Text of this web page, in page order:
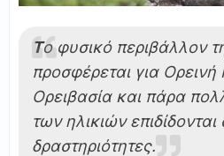
Το φυσικό περιβάλλον
προσφέρεται για Ορεινή
Ορειβασία και πάρα
των ηλικιών επιδίδονται
δραστηριότητες.